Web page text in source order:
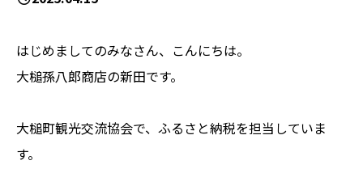
はじめましてのみなさん、こんにちは。
大槌孫八郎商店の新田です。
大槌町観光交流協会で、ふるさと納税を担当していま
す。